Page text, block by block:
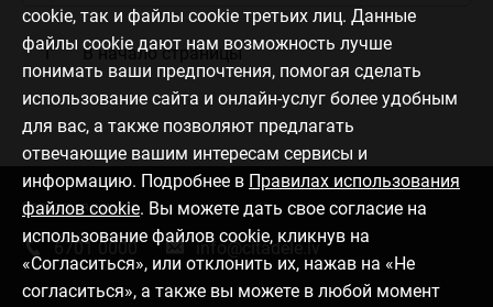
В начало страницы
cookie, так и файлы cookie третьих лиц. Данные
файлы cookie дают нам возможность лучше
понимать ваши предпочтения, помогая сделать
использование сайта и онлайн-услуг более удобным
для вас, а также позволяют предлагать
отвечающие вашим интересам сервисы и
информацию. Подробнее в Правилах использования
файлов cookie. Вы можете дать свое согласие на
использование файлов cookie, кликнув на
«Согласиться», или отклонить их, нажав на «Не
согласиться», а также вы можете в любой момент
Связаться с нами
6701 0000 info@citadele.lv